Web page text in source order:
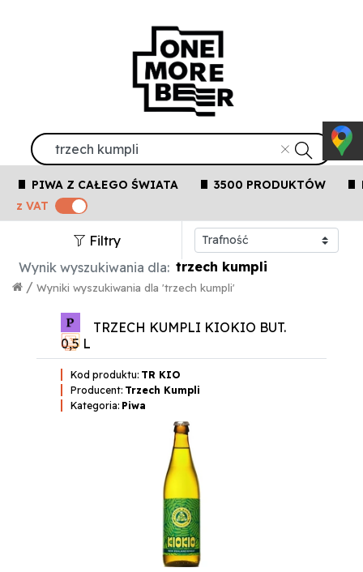
PIWA Z CAŁEGO ŚWIATA 3500 PRODUKTÓW
z VAT
Filtry
Wynik wyszukiwania dla: trzech kumpli
Wyniki wyszukiwania dla 'trzech kumpli'
/
TRZECH KUMPLI KIOKIO BUT.
0,5 L
Kod produktu: TR KIO
Producent: Trzech Kumpli
Kategoria: Piwa